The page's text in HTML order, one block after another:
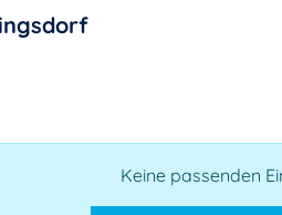
Keine passenden